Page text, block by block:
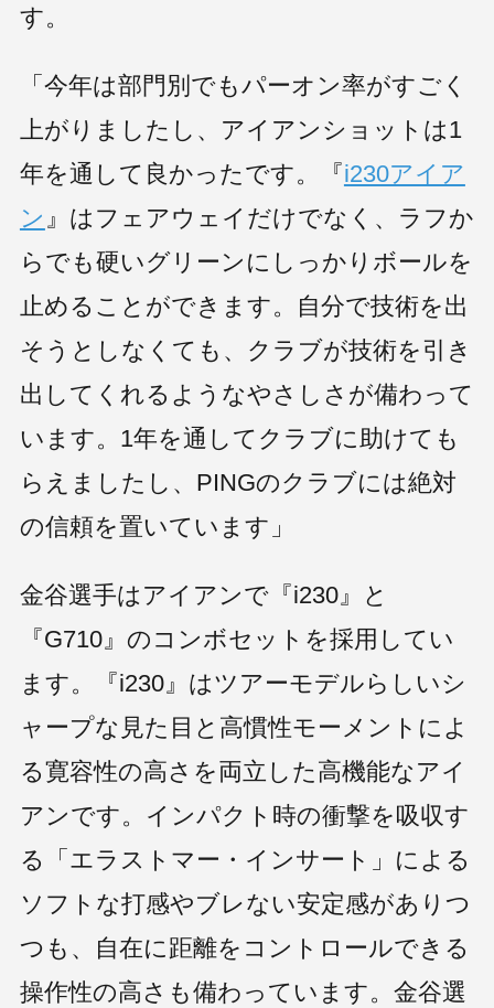
す。
「今年は部門別でもパーオン率がすごく
上がりましたし、アイアンショットは1
年を通して良かったです。『i230アイア
ン 』はフェアウェイだけでなく、ラフか
らでも硬いグリーンにしっかりボールを
止めることができます。自分で技術を出
そうとしなくても、クラブが技術を引き
出してくれるようなやさしさが備わって
います。1年を通してクラブに助けても
らえましたし、PINGのクラブには絶対
の信頼を置いています」
金谷選手はアイアンで『i230』と
『G710』のコンボセットを採用してい
ます。『i230』はツアーモデルらしいシ
ャープな見た目と高慣性モーメントによ
る寛容性の高さを両立した高機能なアイ
アンです。インパクト時の衝撃を吸収す
る「エラストマー・インサート」による
ソフトな打感やブレない安定感がありつ
つも、自在に距離をコントロールできる
操作性の高さも備わっています。金谷選
製品情報
Catalog
Archive
過去製品アーカイブ
3つの哲学
Tour Pros
Concept Shop
コンセプトショップ
Fitting
フィッティング
お知らせ
Company
FAQ
よくあるご質問
Event
試打・フィッティング
Rental Club
レンタルクラブサービス
Contact
直営店
会員システム
オンラインショップ
PING.com〔グローバル〕
修理について 安全取り扱いマニュアル 模倣品に関する注意